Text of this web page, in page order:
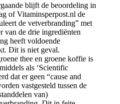
blijft de beoordeling in
of Vitaminsperpost.nl de
de vetverbranding” met
van de drie ingrediënten
heeft voldoende
Dit is niet geval.
thee en groene koffie is
als ‘Scientific
dat er geen “cause and
vastgesteld tussen de
van)